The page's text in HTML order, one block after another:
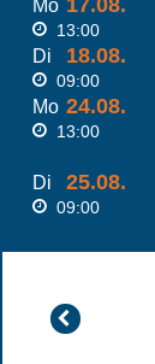
Mo
13:00
Di 18.08.
09:00
Mo 24.08.
13:00
Di 25.08.
09:00
Juli
2026